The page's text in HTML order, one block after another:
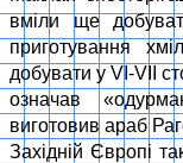
вмiли ще
приготування
добувати у VI-VII
означав
виготовив араб
Захiднiй Європi